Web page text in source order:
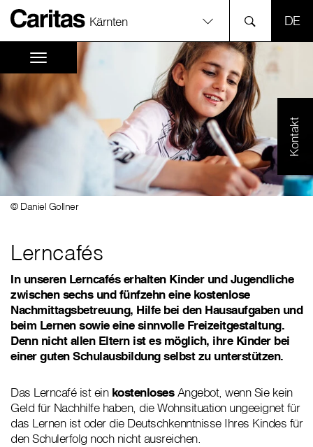
Kärnten
Kontakt
© Daniel Gollner
Lerncafés
In unseren Lerncafés erhalten Kinder und Jugendliche
zwischen sechs und fünfzehn eine kostenlose
Nachmittagsbetreuung, Hilfe bei den Hausaufgaben und
beim Lernen sowie eine sinnvolle Freizeitgestaltung.
Denn nicht allen Eltern ist es möglich, ihre Kinder bei
einer guten Schulausbildung selbst zu unterstützen.
Das Lerncafé ist ein kostenlosesAngebot, wenn Sie kein
Geld für Nachhilfe haben, die Wohnsituation ungeeignet für
das Lernen ist oder die Deutschkenntnisse Ihres Kindes für
den Schulerfolg noch nicht ausreichen.